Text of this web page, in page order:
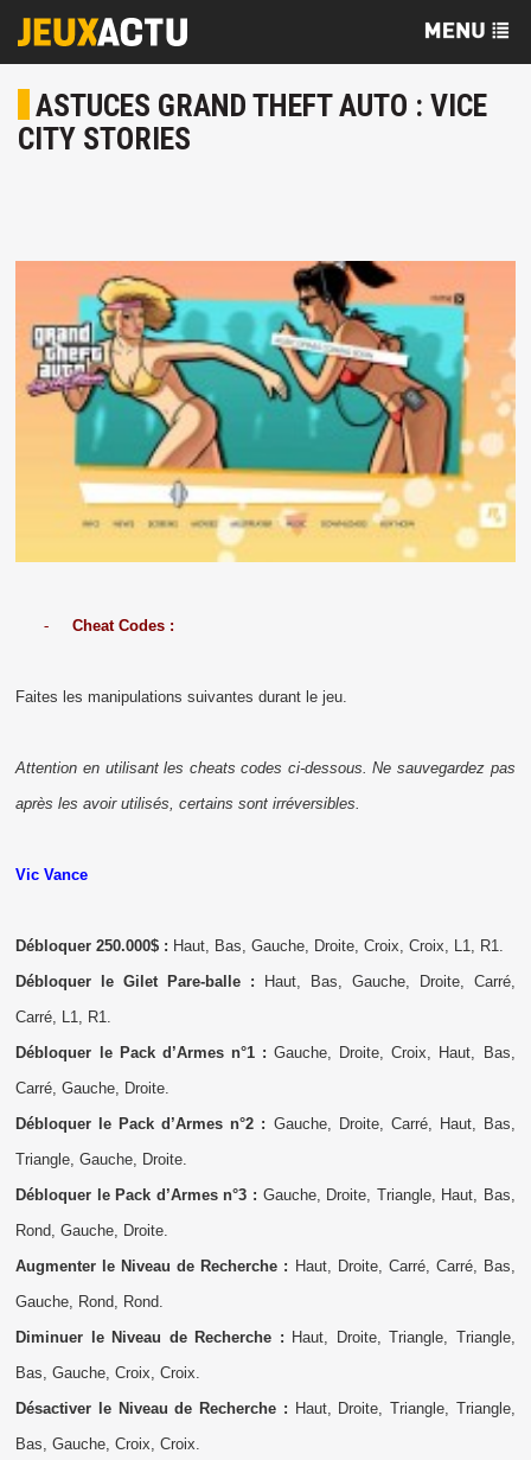
ASTUCES GRAND THEFT AUTO : VICE
CITY STORIES
- Cheat Codes :
Faites les manipulations suivantes durant le jeu.
Attention en utilisant les cheats codes ci-dessous. Ne sauvegardez pas
après les avoir utilisés, certains sont irréversibles.
Vic Vance
Débloquer 250.000$ : Haut, Bas, Gauche, Droite, Croix, Croix, L1, R1.
Débloquer le Gilet Pare-balle :
Haut, Bas, Gauche, Droite, Carré,
Carré, L1, R1.
Débloquer le Pack d’Armes n°1 : Gauche, Droite, Croix, Haut, Bas,
Carré, Gauche, Droite.
Débloquer le Pack d’Armes n°2 : Gauche, Droite, Carré, Haut, Bas,
Triangle, Gauche, Droite.
Débloquer le Pack d’Armes n°3 : Gauche, Droite, Triangle, Haut, Bas,
Rond, Gauche, Droite.
Augmenter le Niveau de Recherche : Haut, Droite, Carré, Carré, Bas,
Gauche, Rond, Rond.
Diminuer le Niveau de Recherche : Haut, Droite, Triangle, Triangle,
Bas, Gauche, Croix, Croix.
Désactiver le Niveau de Recherche : Haut, Droite, Triangle, Triangle,
Bas, Gauche, Croix, Croix.